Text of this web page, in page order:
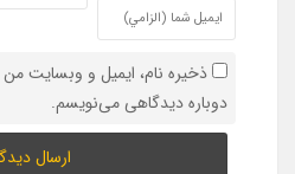
ذخیره نام، ایمیل و وبسایت من
دوباره دیدگاهی می‌نویسم.